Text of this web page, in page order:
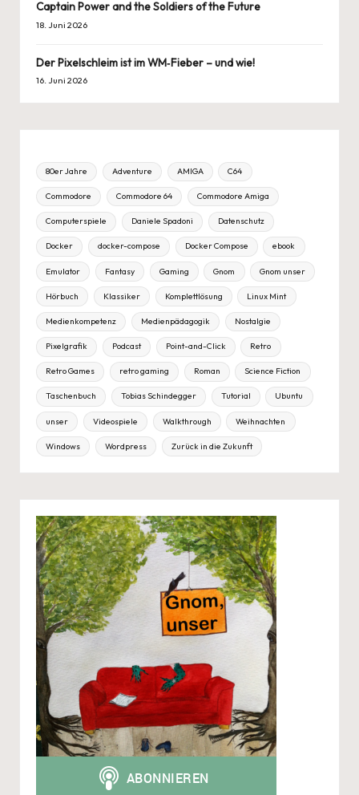
Captain Power and the Soldiers of the Future
18. Juni 2026
Der Pixelschleim ist im WM‑Fieber – und wie!
16. Juni 2026
80er Jahre Adventure AMIGA C64
Commodore Commodore 64 Commodore Amiga
Computerspiele Daniele Spadoni Datenschutz
Docker docker-compose Docker Compose ebook
Emulator Fantasy Gaming Gnom Gnom unser
Hörbuch Klassiker Komplettlösung Linux Mint
Medienkompetenz Medienpädagogik Nostalgie
Pixelgrafik Podcast Point-and-Click Retro
Retro Games retro gaming Roman Science Fiction
Taschenbuch Tobias Schindegger Tutorial Ubuntu
unser Videospiele Walkthrough Weihnachten
Windows Wordpress Zurück in die Zukunft